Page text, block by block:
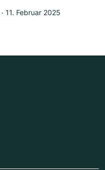
‧ 11. Februar 2025